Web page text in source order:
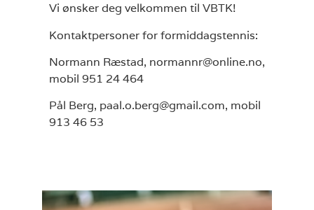
Vi ønsker deg velkommen til VBTK!
Kontaktpersoner for formiddagstennis:
Normann Ræstad, normannr@online.no,
mobil 951 24 464
Pål Berg, paal.o.berg@gmail.com, mobil
913 46 53